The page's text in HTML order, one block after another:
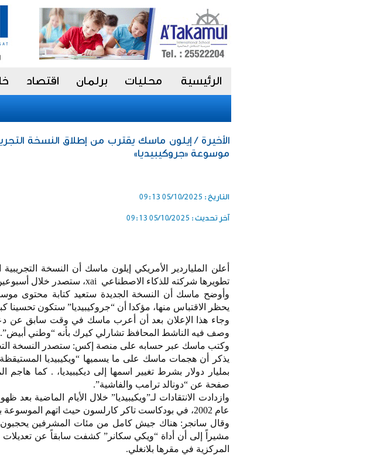
الرئيسية محليات برلمان اقتصاد
الأخيرة / إيلون ماسك يقترب من إطلاق النسخة
موسوعة «جروكيبيديا»
التاريخ : 05/10/2025 09:13
آخر تحديث : 05/10/2025 09:13
أعلن الملياردير الأمريكي إيلون ماسك أن النسخة
تطويرها شركته للذكاء الاصطناعي xai، ستصدر خلال أسبوعين.
وأوضح ماسك أن النسخة الجديدة ستعيد كتابة محتوى
يحظر الاقتباس منها، مؤكدا أن “جروكيبيديا” ستكون تحسينا
وجاء هذا الإعلان بعد أن أعرب ماسك في وقت سابق عن
وصف فيه الناشط المحافظ تشارلي كيرك بأنه “وطني أبيض”.
وكتب ماسك عبر حسابه على منصة إكس: ستصدر النسخة التجريبية
بمليار دولار بشرط تغيير اسمها إلى ديكيبيديا، . كما
صفحة عن “دونالد ترامب والفاشية”.
وازدادت الانتقادات لـ”ويكيبيديا” خلال الأيام الماضية
عام 2002، في بودكاست تاكر كارلسون حيث اتهم الموسوعة بحملة رقابة تستهدف المحافظين والليبرتاريين.
وقال سانجر: هناك جيش كامل من مئات المشرفين يحجبون
مشيراً إلى أن أداة “ويكي سكانر” كشفت سابقاً عن تعديلات
المركزية في مقرها بلانغلي.